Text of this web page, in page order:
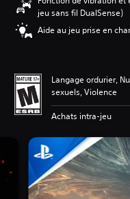
jeu sans fil DualSense)
Aide au jeu prise en
Langage ordurier,
sexuels, Violence
Achats intra-jeu